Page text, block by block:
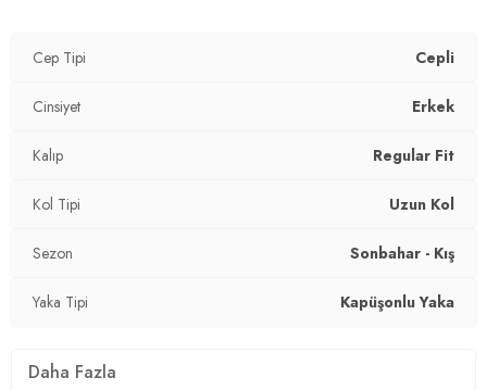
Üretim Yeri :
Cep Tipi Cepli
Cinsiyet Erkek
Kalıp Regular Fit
Kol Tipi Uzun Kol
Sezon Sonbahar - Kış
Yaka Tipi Kapüşonlu Yaka
Daha Fazla